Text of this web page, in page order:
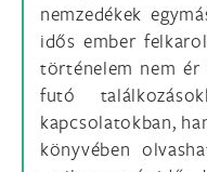
nemzedékek
idős ember
történelem nem ér
futó
kapcsolatokban,
könyvében